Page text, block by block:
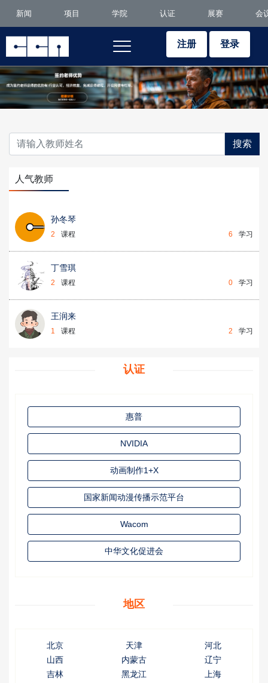
新闻 项目 学院 认证 展赛 会
注册 登录
搜索
人气教师
孙冬琴
2 课程 6 学习
丁雪琪
2 课程 0 学习
王润来
1 课程 2 学习
认证
惠普
NVIDIA
动画制作1+X
国家新闻动漫传播示范平台
Wacom
中华文化促进会
地区
北京 天津
河北
山西
内蒙古
辽宁
吉林
黑龙江
上海